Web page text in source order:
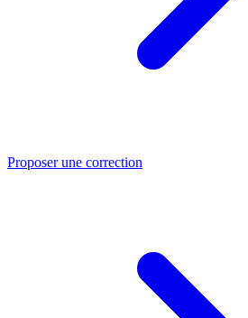
Proposer une correction